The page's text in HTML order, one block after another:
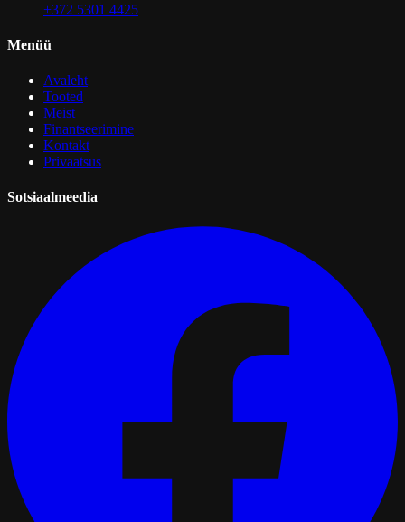
+372 5301 4425
Menüü
Avaleht
Tooted
Meist
Finantseerimine
Kontakt
Privaatsus
Sotsiaalmeedia